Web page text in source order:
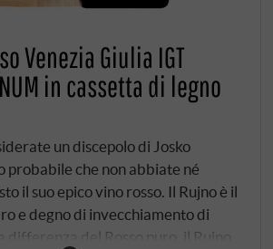
Venezia Giulia IGT
in cassetta di legno
un discepolo di Josko
probabile che non abbiate né
il suo epico vino rosso. Il Rujno è il
e degno di invecchiamento di
differenza del Rosso puro, il Rujno